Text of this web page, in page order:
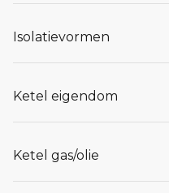
Isolatievormen
Ketel eigendom
Ketel gas/olie